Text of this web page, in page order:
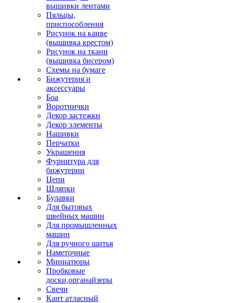
вышивки лентами
Пяльцы,
приспособления
Рисунок на канве
(вышивка крестом)
Рисунок на ткани
(вышивка бисером)
Схемы на бумаге
Бижутерия и
аксессуары
Боа
Воротнички
Декор застежки
Декор элементы
Нашивки
Перчатки
Украшения
Фурнитура для
бижутерии
Цепи
Шляпки
Булавки
Для бытовых
швейных машин
Для промышленных
машин
Для ручного шитья
Наметочные
Миниатюры
Пробковые
доски,органайзеры
Свечи
Кант атласный